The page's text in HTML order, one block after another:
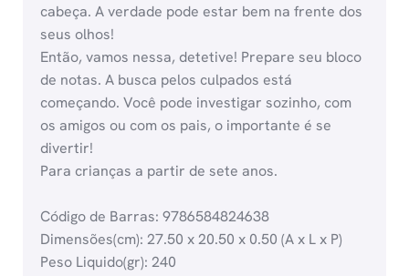
cabeça. A verdade pode estar bem na frente dos
seus olhos!
Então, vamos nessa, detetive! Prepare seu bloco
de notas. A busca pelos culpados está
começando. Você pode investigar sozinho, com
os amigos ou com os pais, o importante é se
divertir!
Para crianças a partir de sete anos.
Código de Barras: 9786584824638
Dimensões(cm): 27.50 x 20.50 x 0.50 (A x L x P)
Peso Liquido(gr): 240